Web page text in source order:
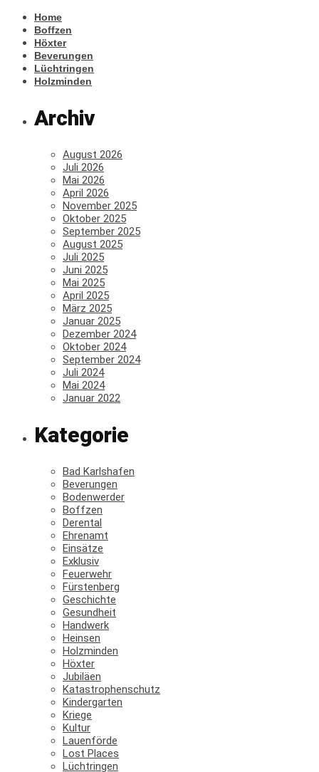
Home
Boffzen
Höxter
Beverungen
Lüchtringen
Holzminden
Archiv
August 2026
Juli 2026
Mai 2026
April 2026
November 2025
Oktober 2025
September 2025
August 2025
Juli 2025
Juni 2025
Mai 2025
April 2025
März 2025
Januar 2025
Dezember 2024
Oktober 2024
September 2024
Juli 2024
Mai 2024
Januar 2022
Kategorie
Bad Karlshafen
Beverungen
Bodenwerder
Boffzen
Derental
Ehrenamt
Einsätze
Exklusiv
Feuerwehr
Fürstenberg
Geschichte
Gesundheit
Handwerk
Heinsen
Holzminden
Höxter
Jubiläen
Katastrophenschutz
Kindergarten
Kriege
Kultur
Lauenförde
Lost Places
Lüchtringen